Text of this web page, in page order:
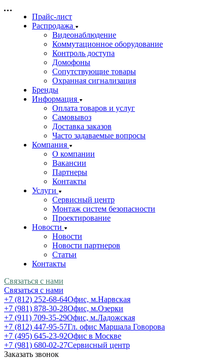
Прайс-лист
Распродажа
Видеонаблюдение
Коммутационное оборудование
Контроль доступа
Домофоны
Сопутствующие товары
Охранная сигнализация
Бренды
Информация
Оплата товаров и услуг
Самовывоз
Доставка заказов
Часто задаваемые вопросы
Компания
О компании
Вакансии
Партнеры
Контакты
Услуги
Сервисный центр
Монтаж систем безопасности
Проектирование
Новости
Новости
Новости партнеров
Статьи
Контакты
Связаться с нами
Связаться с нами
+7 (812) 252-68-64Офис, м.Нарвская
+7 (981) 878-30-28Офис, м.Озерки
+7 (911) 709-35-29Офис, м.Ладожская
+7 (812) 447-95-57Гл. офис Маршала Говорова
+7 (495) 645-23-92Офис в Москве
+7 (981) 680-02-27Сервисный центр
Заказать звонок